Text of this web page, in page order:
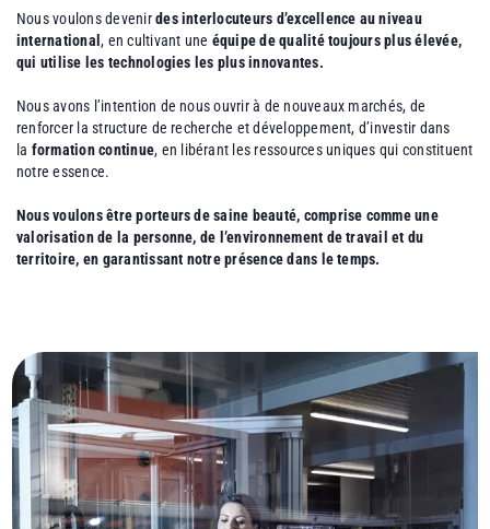
Nous voulons devenirdes interlocuteurs d’excellence au niveau
international, en cultivant une équipe de qualité toujours plus élevée,
qui utilise les technologies les plus innovantes.
Nous avons l’intention de nous ouvrir à de nouveaux marchés, de
renforcer la structure de recherche et développement, d’investir dans
la formation continue, en libérant les ressources uniques qui constituent
notre essence.
Nous voulons être porteurs de saine beauté, comprise comme une
valorisation de la personne, de l’environnement de travail et du
territoire, en garantissant notre présence dans le temps.